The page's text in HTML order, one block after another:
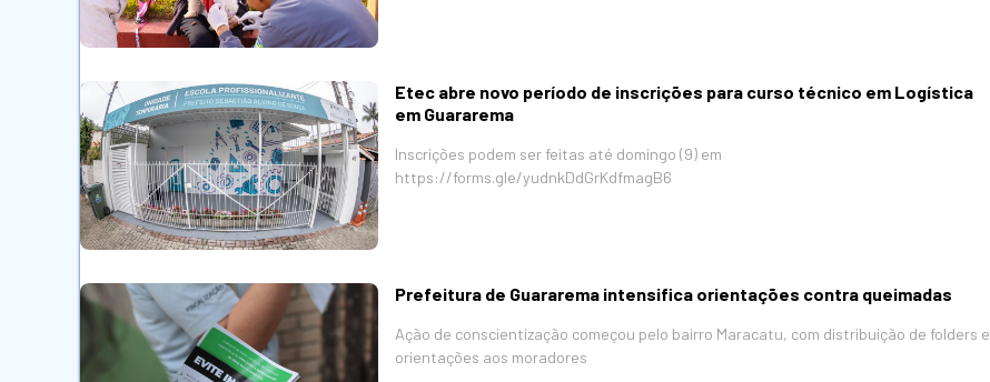
Etec abre novo período de inscrições para curso técnico em Logística
em Guararema
Inscrições podem ser feitas até domingo (9) em
https://forms.gle/yudnkDdGrKdfmagB6
Prefeitura de Guararema intensifica orientações contra queimadas
Ação de conscientização começou pelo bairro Maracatu, com distribuição de folders e
orientações aos moradores